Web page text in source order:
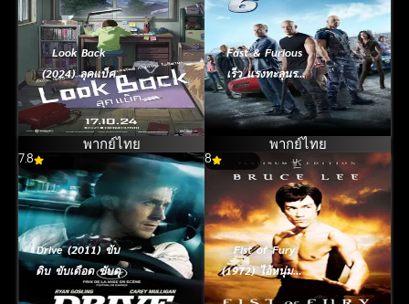
Look Back
(2024) ลุคแบ็ค
พากย์ไทย
Fast & Furious
เร็ว แรงทะลุนรก
6 (2013)
พากย์ไทย
7.8
Drive (2011) ขับ
ดิบ ขับเดือด ขับดุ
8
Fist of Fury
(1972) ไอ้หนุ่มซิน
ตึ๊ง…ล้างแค้น